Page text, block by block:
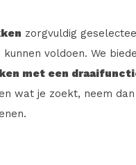
zorgvuldig
voldoen. We
met een
wat je zoekt, neem